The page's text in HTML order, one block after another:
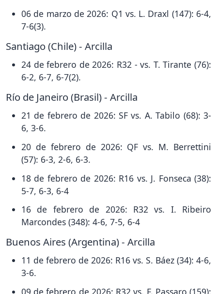
06 de marzo de 2026: Q1 vs. L. Draxl (147): 6-4,
7-6(3).
Santiago (Chile) - Arcilla
24 de febrero de 2026: R32 - vs. T. Tirante (76):
6-2, 6-7, 6-7(2).
Río de Janeiro (Brasil) - Arcilla
21 de febrero de 2026: SF vs. A. Tabilo (68): 3-
6, 3-6.
20 de febrero de 2026: QF vs. M. Berrettini
(57): 6-3, 2-6, 6-3.
18 de febrero de 2026: R16 vs. J. Fonseca (38):
5-7, 6-3, 6-4
16 de febrero de 2026: R32 vs. I. Ribeiro
Marcondes (348): 4-6, 7-5, 6-4
Buenos Aires (Argentina) - Arcilla
11 de febrero de 2026: R16 vs. S. Báez (34): 4-6,
3-6.
09 de febrero de 2026: R32 vs. F. Passaro (159):